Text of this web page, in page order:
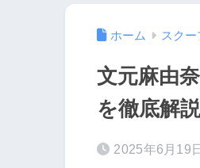
ホーム スクー
文元麻由
を徹底解説
2025年6月19日